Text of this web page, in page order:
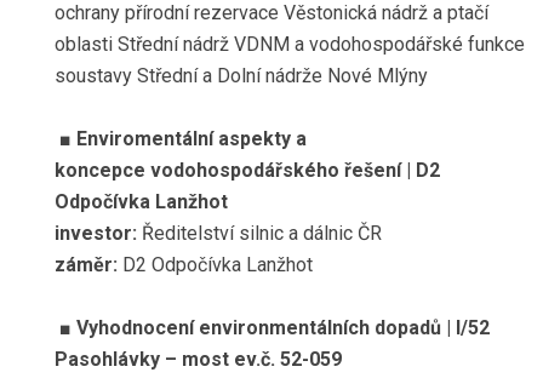
ochrany přírodní rezervace Věstonická nádrž a ptačí
oblasti Střední nádrž VDNM a vodohospodářské funkce
soustavy Střední a Dolní nádrže Nové Mlýny
■ Enviromentální aspekty a
koncepce vodohospodářského řešení | D2
Odpočívka Lanžhot
investor: Ředitelství silnic a dálnic ČR
záměr: D2 Odpočívka Lanžhot
■ Vyhodnocení environmentálních dopadů | I/52
Pasohlávky – most ev.č. 52-059